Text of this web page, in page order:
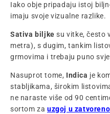
Iako obje pripadaju istoj
imaju svoje vizualne razlike.
Sativa biljke su vitke, često
metra), s dugim, tankim
grmovima i trebaju puno
Nasuprot tome, Indica je
stabljikama, širokim
ne naraste više od 90
sortom za uzgoj u